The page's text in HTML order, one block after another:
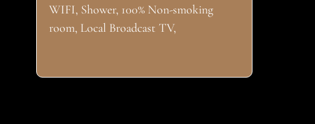
WIFI, Shower, 100% Non-smoking
room, Local Broadcast TV,